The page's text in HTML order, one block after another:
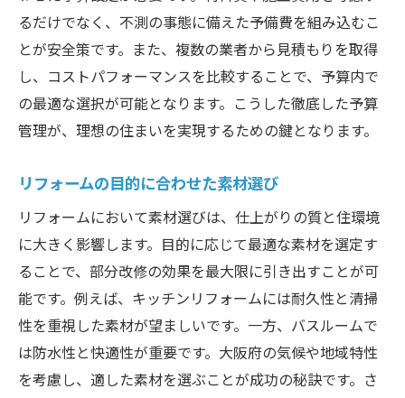
リフォーム成功のための準備
コミュニケーションの重要性
工事中の注意点と対応策
施工後の満足度を高める方法
長期的なメンテナンスの計画
地域の特性に合わせたリフォーム
部分改修の基本知識
リフォーム契約の注意点
大阪府での申請と手続きの流れ
設備選びで失敗しないために
リフォームの費用を抑える方法
るだけでなく、不測の事態に備えた予備費を組み込むこ
とが安全策です。また、複数の業者から見積もりを取得
し、コストパフォーマンスを比較することで、予算内で
の最適な選択が可能となります。こうした徹底した予算
管理が、理想の住まいを実現するための鍵となります。
リフォームの目的に合わせた素材選び
リフォームにおいて素材選びは、仕上がりの質と住環境
に大きく影響します。目的に応じて最適な素材を選定す
ることで、部分改修の効果を最大限に引き出すことが可
能です。例えば、キッチンリフォームには耐久性と清掃
性を重視した素材が望ましいです。一方、バスルームで
は防水性と快適性が重要です。大阪府の気候や地域特性
を考慮し、適した素材を選ぶことが成功の秘訣です。さ